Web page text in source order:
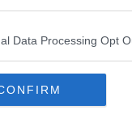
Data Processing Opt
venezia santa lucia